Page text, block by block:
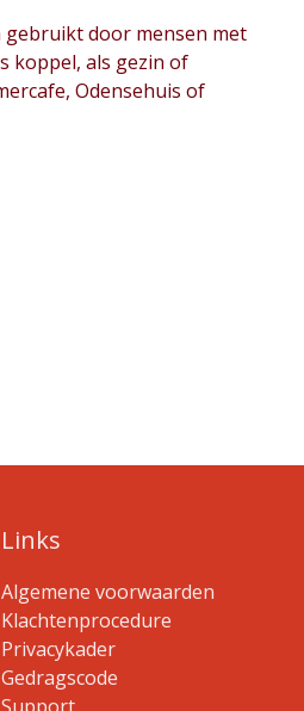
door mensen met
koppel, als gezin of
Odensehuis of
Links
Algemene voorwaarden
Klachtenprocedure
Privacykader
Gedragscode